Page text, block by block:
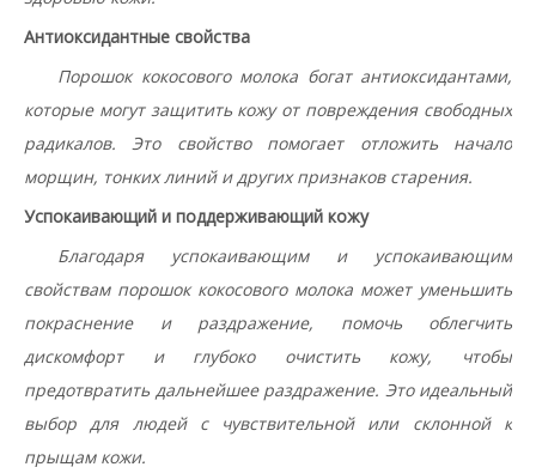
Антиоксидантные свойства
Порошок кокосового молока богат антиоксидантами,
которые могут защитить кожу от повреждения свободных
радикалов. Это свойство помогает отложить начало
морщин, тонких линий и других признаков старения.
Успокаивающий и поддерживающий кожу
Благодаря успокаивающим и успокаивающим
свойствам порошок кокосового молока может уменьшить
покраснение и раздражение, помочь облегчить
дискомфорт и глубоко очистить кожу, чтобы
предотвратить дальнейшее раздражение. Это идеальный
выбор для людей с чувствительной или склонной к
прыщам кожи.